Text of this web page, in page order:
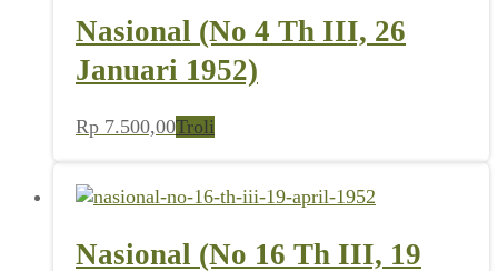
Nasional (No 4 Th III, 26
Januari 1952)
Rp 7.500,00Troli